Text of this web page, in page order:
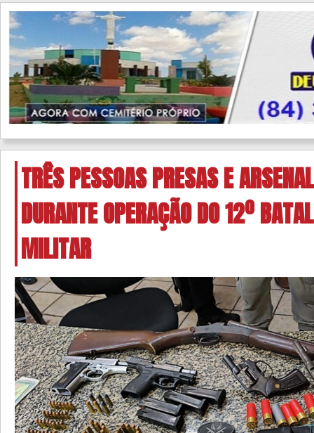
TRÊS PESSOAS PRESAS E
DURANTE OPERAÇÃO DO 12º
MILITAR